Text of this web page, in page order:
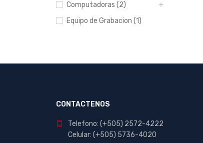
Computadoras (2)
Equipo de Grabacion (1)
Muebles (1)
Portables y
CONTACTENOS
Telefono: (+505) 2572-4222
Celular: (+505) 5736-4020